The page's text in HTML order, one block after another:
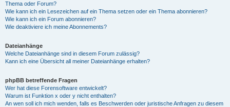
Thema oder Forum?
Wie kann ich ein Lesezeichen auf ein Thema setzen oder ein Thema abonnieren?
Wie kann ich ein Forum abonnieren?
Wie deaktiviere ich meine Abonnements?
Dateianhänge
Welche Dateianhänge sind in diesem Forum zulässig?
Kann ich eine Übersicht all meiner Dateianhänge erhalten?
phpBB betreffende Fragen
Wer hat diese Forensoftware entwickelt?
Warum ist Funktion x oder y nicht enthalten?
An wen soll ich mich wenden, falls es Beschwerden oder juristische Anfragen zu diesem